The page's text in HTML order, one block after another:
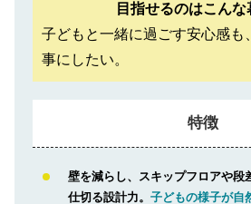
目指せるのはこんな
子どもと一緒に過ごす安心感も
事にしたい。
特徴
壁を減らし、スキップフロアや段
仕切る設計力。子どもの様子が自